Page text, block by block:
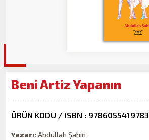
Beni Artiz Yapanın
ÜRÜN KODU / ISBN : 9786055419783
Yazarı:Abdullah Şahin